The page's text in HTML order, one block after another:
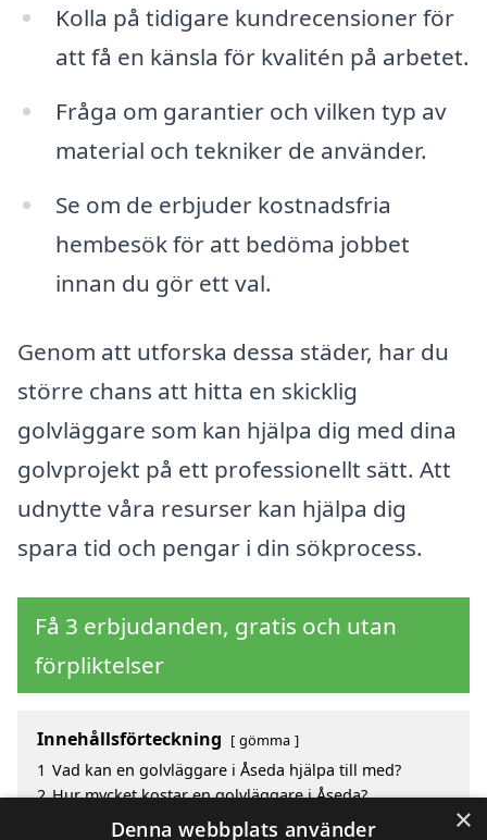
Kolla på tidigare kundrecensioner för
att få en känsla för kvalitén på arbetet.
Fråga om garantier och vilken typ av
material och tekniker de använder.
Se om de erbjuder kostnadsfria
hembesök för att bedöma jobbet
innan du gör ett val.
Genom att utforska dessa städer, har du
större chans att hitta en skicklig
golvläggare som kan hjälpa dig med dina
golvprojekt på ett professionellt sätt. Att
udnytte våra resurser kan hjälpa dig
spara tid och pengar i din sökprocess.
Få 3 erbjudanden, gratis och utan
förpliktelser
Innehållsförteckning gömma
1 Vad kan en golvläggare i Åseda hjälpa till med?
2 Hur mycket kostar en golvläggare i Åseda?
Fördelar med att välja golvläggare i Åseda
×
Denna webbplats använder